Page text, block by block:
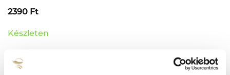
2390 Ft
Készleten